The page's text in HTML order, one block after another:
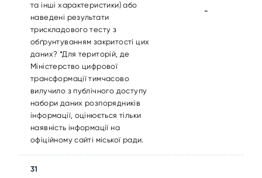
та інші характеристики) або
наведені результати
трискладового тесту з
обґрунтуванням закритості цих
даних? *Для територій, де
Міністерство цифрової
трансформації тимчасово
вилучило з публічного доступу
набори даних розпорядників
інформації, оцінюється тільки
наявність інформації на
офіційному сайті міської ради.
-
31